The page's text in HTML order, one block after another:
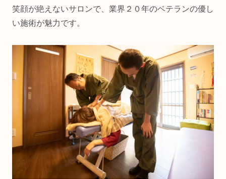
笑顔が絶えないサロンで、業界２０年のベテランの優し
い施術が魅力です。